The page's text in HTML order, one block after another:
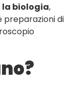
la biologia,
preparazioni di